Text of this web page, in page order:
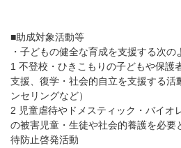
■助成対象活動等
・子どもの健全な育成を支援する次の
1 不登校・ひきこもりの子どもや保護
支援、復学・社会的自立を支援する活
ンセリングなど）
2 児童虐待やドメスティック・バイオ
の被害児童・生徒や社会的養護を必要
待防止啓発活動